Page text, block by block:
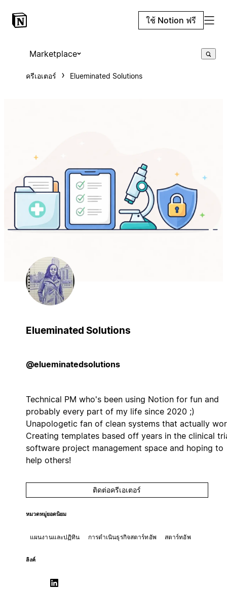
ใช้ Notion ฟรี
Marketplace
ครีเอเตอร์ Elueminated Solutions
Elueminated Solutions
@elueminatedsolutions
Technical PM who's been using Notion for fun and
probably every part of my life since 2020 ;)
Unapologetic fan of clean systems that actually
Creating templates based off years in the clinical
software project management space and hoping to
help others!
ติดต่อครีเอเตอร์
หมวดหมู่ยอดนิยม
แผนงานและปฏิทิน การดำเนินธุรกิจสตาร์ทอัพ สตาร์ทอัพ
ลิงค์